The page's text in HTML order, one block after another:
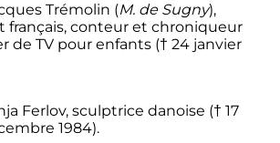
Trémolin (M. de Sugny),
français, conteur et chroniqueur
de TV pour enfants († 24 janvier
Ferlov, sculptrice danoise († 17
1984).